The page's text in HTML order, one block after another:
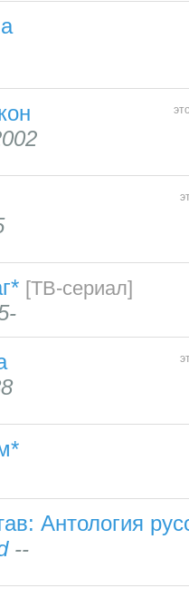
[ТВ-сериал]
Антология
--